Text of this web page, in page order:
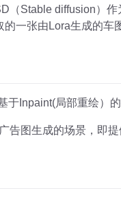
（Stable diffusion）作
一张由Lora生成的车
Inpaint(局部重绘）的
告图生成的场景，即